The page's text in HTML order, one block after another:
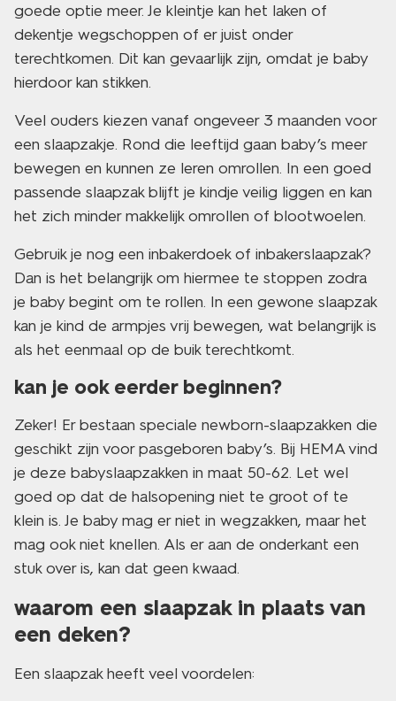
goede optie meer. Je kleintje kan het laken of
dekentje wegschoppen of er juist onder
terechtkomen. Dit kan gevaarlijk zijn, omdat je baby
hierdoor kan stikken.
Veel ouders kiezen vanaf ongeveer 3 maanden voor
een slaapzakje. Rond die leeftijd gaan baby’s meer
bewegen en kunnen ze leren omrollen. In een goed
passende slaapzak blijft je kindje veilig liggen en kan
het zich minder makkelijk omrollen of blootwoelen.
Gebruik je nog een inbakerdoek of inbakerslaapzak?
Dan is het belangrijk om hiermee te stoppen zodra
je baby begint om te rollen. In een gewone slaapzak
kan je kind de armpjes vrij bewegen, wat belangrijk is
als het eenmaal op de buik terechtkomt.
kan je ook eerder beginnen?
Zeker! Er bestaan speciale newborn-slaapzakken die
geschikt zijn voor pasgeboren baby’s. Bij HEMA vind
je deze babyslaapzakken in maat 50-62. Let wel
goed op dat de halsopening niet te groot of te
klein is. Je baby mag er niet in wegzakken, maar het
mag ook niet knellen. Als er aan de onderkant een
stuk over is, kan dat geen kwaad.
waarom een slaapzak in plaats van
een deken?
Een slaapzak heeft veel voordelen: